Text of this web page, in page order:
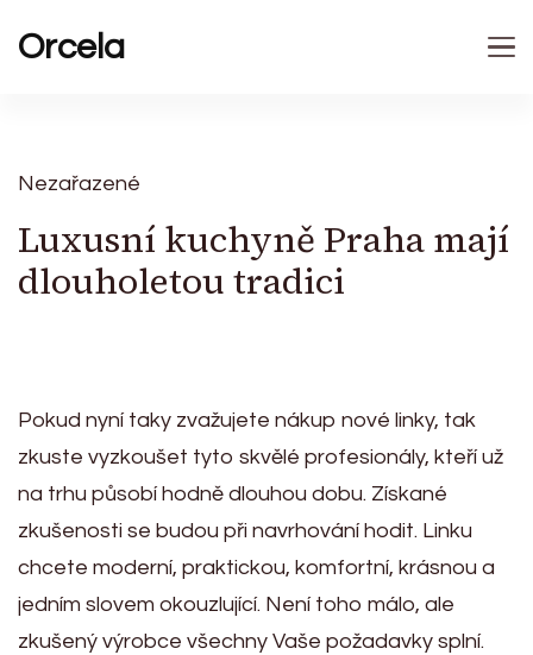
Orcela
Nezařazené
Luxusní kuchyně Praha mají
dlouholetou tradici
Pokud nyní taky zvažujete nákup nové linky, tak
zkuste vyzkoušet tyto skvělé profesionály, kteří už
na trhu působí hodně dlouhou dobu. Získané
zkušenosti se budou při navrhování hodit. Linku
chcete moderní, praktickou, komfortní, krásnou a
jedním slovem okouzlující. Není toho málo, ale
zkušený výrobce všechny Vaše požadavky splní.